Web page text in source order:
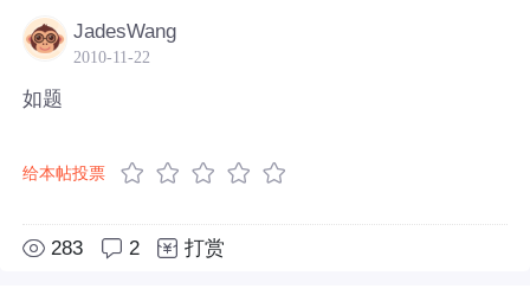
JadesWang
2010-11-22
如题
给本帖投票
283 2 打赏